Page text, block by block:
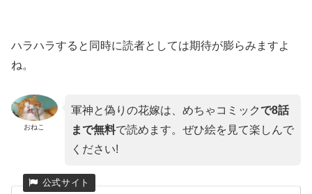
ハラハラすると同時に読者としては期待が膨らみますよ
ね。
おねこ
軍神と偽りの花嫁は、めちゃコミックで8話
まで無料で読めます。ぜひ絵を見て楽しんで
ください!